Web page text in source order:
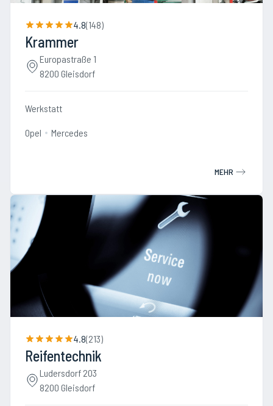
4.8(148)
Krammer
Europastraße 1
8200 Gleisdorf
Werkstatt
Opel Mercedes
MEHR
4.8(213)
Reifentechnik
Ludersdorf 203
8200 Gleisdorf